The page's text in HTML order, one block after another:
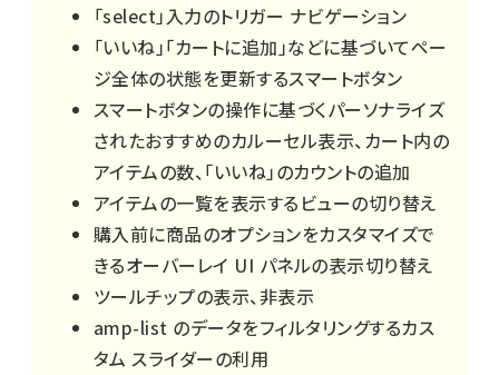
「select」入力のトリガー ナビゲーション
「いいね」「カートに追加」などに基づいてペー
ジ全体の状態を更新するスマートボタン
スマートボタンの操作に基づくパーソナライズ
されたおすすめのカルーセル表示、カート内の
アイテムの数、「いいね」のカウントの追加
アイテムの一覧を表示するビューの切り替え
購入前に商品のオプションをカスタマイズで
きるオーバーレイ UI パネルの表示切り替え
ツールチップの表示、非表示
amp-list のデータをフィルタリングするカス
タム スライダーの利用